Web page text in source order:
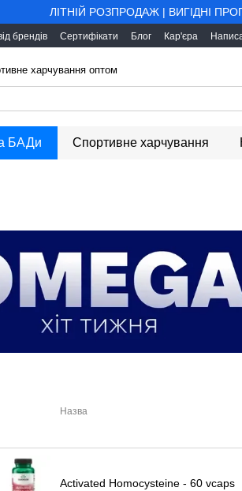
ЛІТНІЙ РОЗПРОДАЖ | ВИГІДНІ
брендів Сертифікати Блог Кар'єра
харчування оптом
БАДи Спортивне харчування
Назва
Activated Homocysteine - 60 vcaps